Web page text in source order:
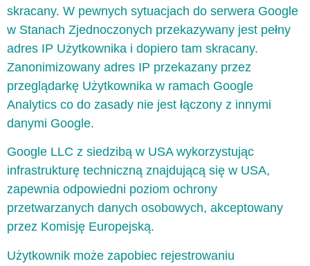
skracany. W pewnych sytuacjach do serwera Google
w Stanach Zjednoczonych przekazywany jest pełny
adres IP Użytkownika i dopiero tam skracany.
Zanonimizowany adres IP przekazany przez
przeglądarkę Użytkownika w ramach Google
Analytics co do zasady nie jest łączony z innymi
danymi Google.
Google LLC z siedzibą w USA wykorzystując
infrastrukturę techniczną znajdującą się w USA,
zapewnia odpowiedni poziom ochrony
przetwarzanych danych osobowych, akceptowany
przez Komisję Europejską.
Użytkownik może zapobiec rejestrowaniu